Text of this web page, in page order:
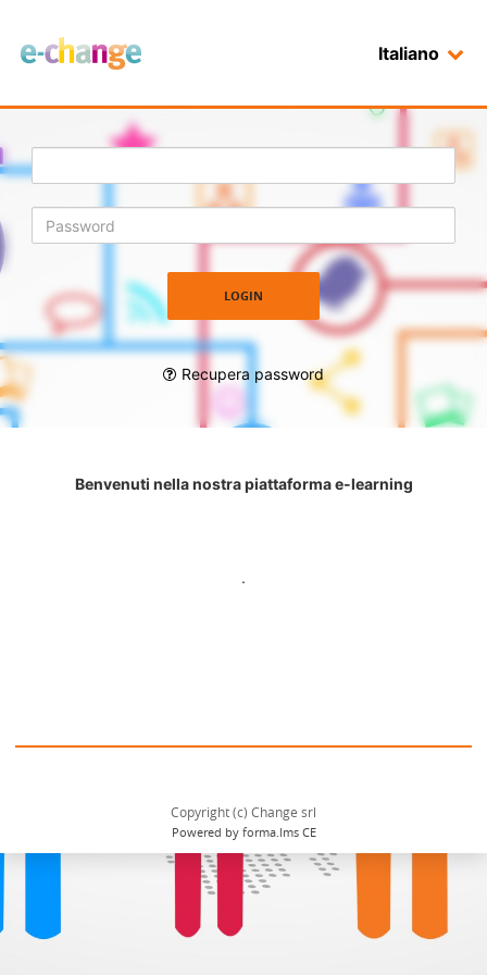
Login Italiano
Recupera password
Benvenuti nella nostra piattaforma e-learning
.
Copyright (c) Change srl
Powered by forma.lms CE